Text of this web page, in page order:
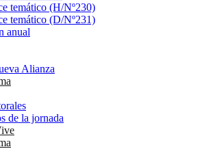
temático (H/Nº230)
temático (D/Nº231)
anual
Alianza
de la jornada